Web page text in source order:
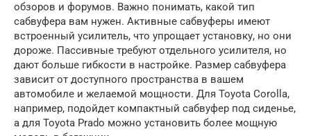
обзоров и форумов. Важно понимать, какой тип
сабвуфера вам нужен. Активные сабвуферы имеют
встроенный усилитель, что упрощает установку, но они
дороже. Пассивные требуют отдельного усилителя, но
дают больше гибкости в настройке. Размер сабвуфера
зависит от доступного пространства в вашем
автомобиле и желаемой мощности. Для Toyota Corolla,
например, подойдет компактный сабвуфер под сиденье,
а для Toyota Prado можно установить более мощную